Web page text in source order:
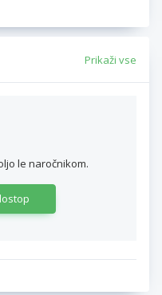
Prikaži vse
le naročnikom.